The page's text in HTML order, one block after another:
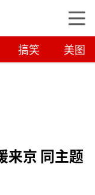
搞笑 美图
来京 同主题